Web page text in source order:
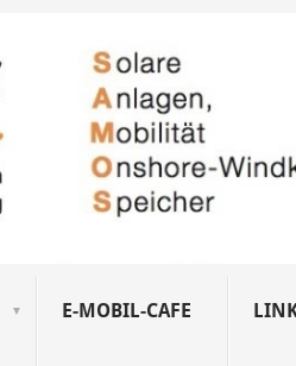
E-MOBIL-CAFE